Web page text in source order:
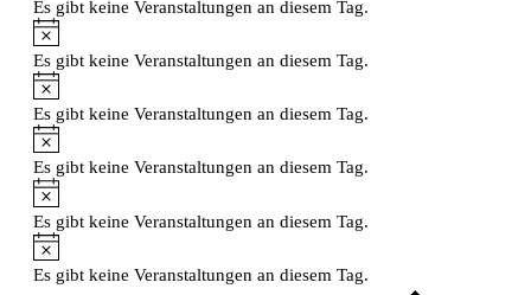
Es gibt keine Veranstaltungen an diesem Tag.
Hinweis
Es gibt keine Veranstaltungen an diesem Tag.
Hinweis
Es gibt keine Veranstaltungen an diesem Tag.
Hinweis
Es gibt keine Veranstaltungen an diesem Tag.
Hinweis
Es gibt keine Veranstaltungen an diesem Tag.
Hinweis
Es gibt keine Veranstaltungen an diesem Tag.